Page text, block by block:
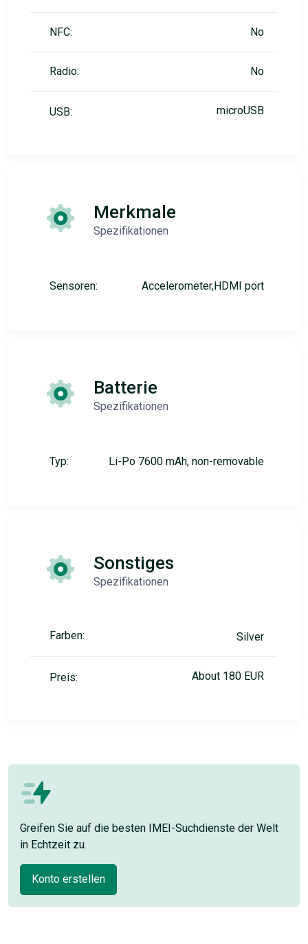
NFC: No
Radio: No
USB: microUSB
Merkmale
Spezifikationen
Sensoren: Accelerometer,HDMI port
Batterie
Spezifikationen
Typ: Li-Po 7600 mAh, non-removable
Sonstiges
Spezifikationen
Farben: Silver
Preis: About 180 EUR
Greifen Sie auf die besten IMEI-Suchdienste der Welt
in Echtzeit zu.
Konto erstellen